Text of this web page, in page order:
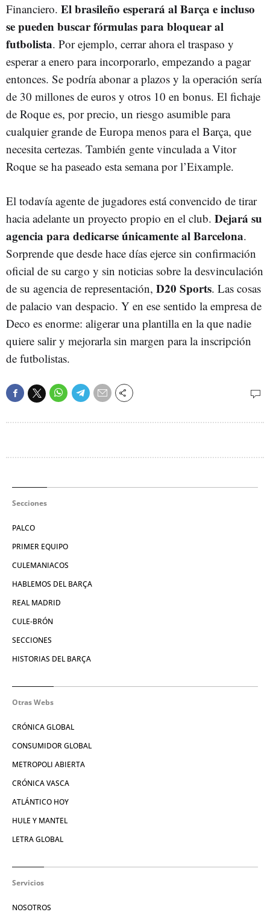
Financiero. El brasileño esperará al Barça e incluso
se pueden buscar fórmulas para bloquear al
futbolista. Por ejemplo, cerrar ahora el traspaso y
esperar a enero para incorporarlo, empezando a pagar
entonces. Se podría abonar a plazos y la operación sería
de 30 millones de euros y otros 10 en bonus. El fichaje
de Roque es, por precio, un riesgo asumible para
cualquier grande de Europa menos para el Barça, que
necesita certezas. También gente vinculada a Vitor
Roque se ha paseado esta semana por l’Eixample.
El todavía agente de jugadores está convencido de tirar
hacia adelante un proyecto propio en el club. Dejará su
agencia para dedicarse únicamente al Barcelona.
Sorprende que desde hace días ejerce sin confirmación
oficial de su cargo y sin noticias sobre la desvinculación
de su agencia de representación, D20 Sports. Las cosas
de palacio van despacio. Y en ese sentido la empresa de
Deco es enorme: aligerar una plantilla en la que nadie
quiere salir y mejorarla sin margen para la inscripción
de futbolistas.
Secciones
PALCO
PRIMER EQUIPO
CULEMANIACOS
HABLEMOS DEL BARÇA
REAL MADRID
CULE-BRÓN
SECCIONES
HISTORIAS DEL BARÇA
Otras Webs
CRÓNICA GLOBAL
CONSUMIDOR GLOBAL
METROPOLI ABIERTA
CRÓNICA VASCA
ATLÁNTICO HOY
HULE Y MANTEL
LETRA GLOBAL
Servicios
NOSOTROS